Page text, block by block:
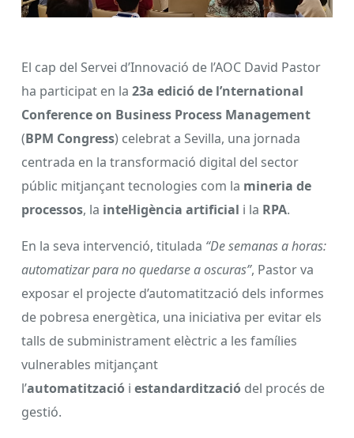
El cap del Servei d’Innovació de l’AOC David Pastor
ha participat en la 23a edició de l’nternational
Conference on Business Process Management
(BPM Congress) celebrat a Sevilla, una jornada
centrada en la transformació digital del sector
públic mitjançant tecnologies com la mineria de
processos, la intel·ligència artificial i la RPA.
En la seva intervenció, titulada “De semanas a horas:
automatizar para no quedarse a oscuras”, Pastor va
exposar el projecte d’automatització dels informes
de pobresa energètica, una iniciativa per evitar els
talls de subministrament elèctric a les famílies
vulnerables mitjançant
l’automatització i estandardització del procés de
gestió.